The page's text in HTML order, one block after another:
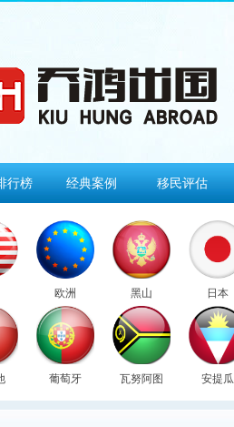
行榜 经典案例 移民评估
欧洲 黑山 日本
葡萄牙 瓦努阿图 安提瓜